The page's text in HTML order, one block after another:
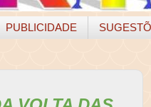
PUBLICIDADE